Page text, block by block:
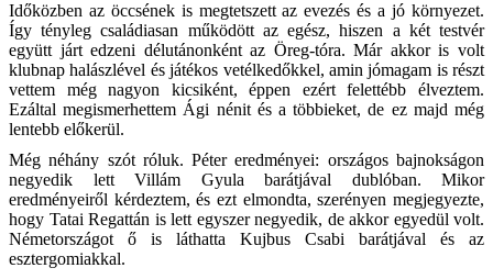
Időközben az öccsének is megtetszett az evezés és a jó környezet.
Így tényleg családiasan működött az egész, hiszen a két testvér
együtt járt edzeni délutánonként az Öreg-tóra. Már akkor is volt
klubnap halászlével és játékos vetélkedőkkel, amin jómagam is részt
vettem még nagyon kicsiként, éppen ezért felettébb élveztem.
Ezáltal megismerhettem Ági nénit és a többieket, de ez majd még
lentebb előkerül.
Még néhány szót róluk. Péter eredményei: országos bajnokságon
negyedik lett Villám Gyula barátjával dublóban. Mikor
eredményeiről kérdeztem, és ezt elmondta, szerényen megjegyezte,
hogy Tatai Regattán is lett egyszer negyedik, de akkor egyedül volt.
Németországot ő is láthatta Kujbus Csabi barátjával és az
esztergomiakkal.